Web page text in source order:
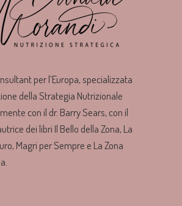
per l’Europa, specializzata
della Strategia Nutrizionale
con il dr. Barry Sears, con il
dei libri Il Bello della Zona, La
Magri per Sempre e La Zona